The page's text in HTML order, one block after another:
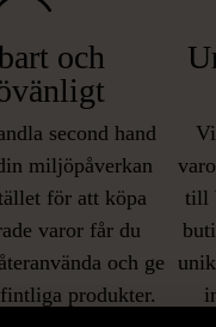
och
second hand
miljöpåverkan
för att köpa
varor får du
och ge
produkter.
till